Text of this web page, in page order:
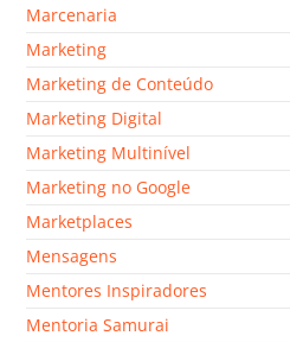
Marcenaria
Marketing
Marketing de Conteúdo
Marketing Digital
Marketing Multinível
Marketing no Google
Marketplaces
Mensagens
Mentores Inspiradores
Mentoria Samurai